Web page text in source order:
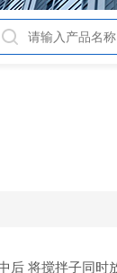
将搅拌子同时